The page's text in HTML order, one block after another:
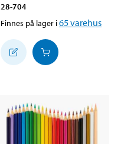
28-704
Finnes på lager i65varehus